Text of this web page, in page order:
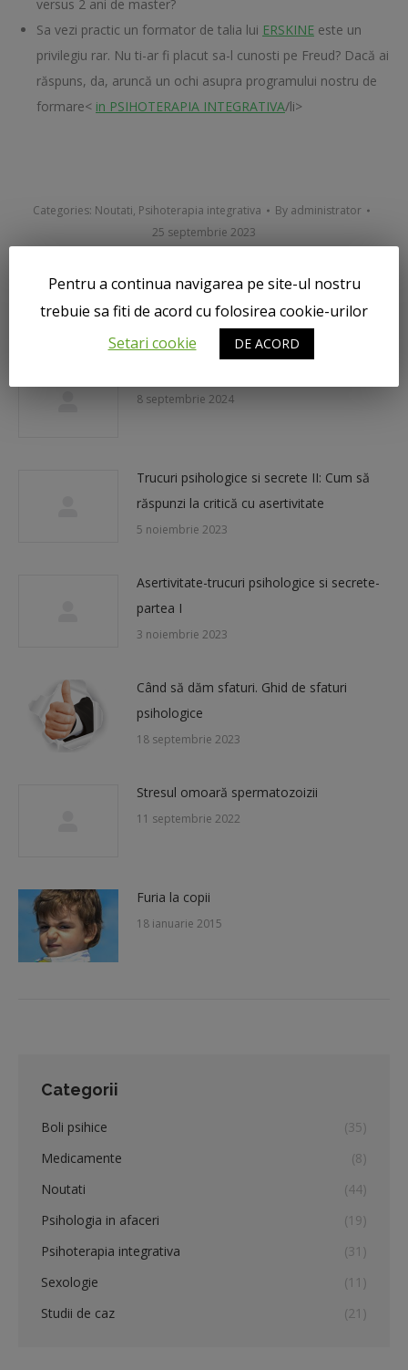
versus 2 ani de master?
Sa vezi practic un formator de talia lui ERSKINE este un
privilegiu rar. Nu ti-ar fi placut sa-l cunosti pe Freud? Dacă ai
răspuns, da, aruncă un ochi asupra programului nostru de
formare< in PSIHOTERAPIA INTEGRATIVA/li>
Categories: Noutati, Psihoterapia integrativa By administrator
25 septembrie 2023
Related posts
8 septembrie 2024
Trucuri psihologice si secrete II: Cum să
răspunzi la critică cu asertivitate
5 noiembrie 2023
Asertivitate-trucuri psihologice si secrete-
partea I
3 noiembrie 2023
Când să dăm sfaturi. Ghid de sfaturi
psihologice
18 septembrie 2023
Stresul omoară spermatozoizii
11 septembrie 2022
Furia la copii
18 ianuarie 2015
Categorii
Boli psihice
(35)
Medicamente
(8)
Noutati
(44)
Psihologia in afaceri
(19)
Psihoterapia integrativa
(31)
Sexologie
(11)
Studii de caz
(21)
Pentru a continua navigarea pe site-ul nostru
trebuie sa fiti de acord cu folosirea cookie-urilor
Setari cookie
DE ACORD